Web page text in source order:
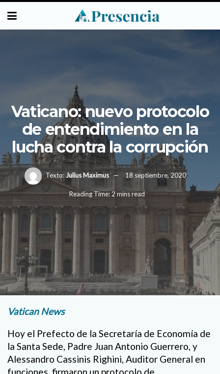
Vaticano: nuevo protocolo
de entendimiento en la
lucha contra la corrupción
Texto: Julius Maximus 18 septiembre, 2020
Reading Time: 2 mins read
Vatican News
Hoy el Prefecto de la Secretaría de Economía de
la Santa Sede, Padre Juan Antonio Guerrero, y
Alessandro Cassinis Righini, Auditor General en